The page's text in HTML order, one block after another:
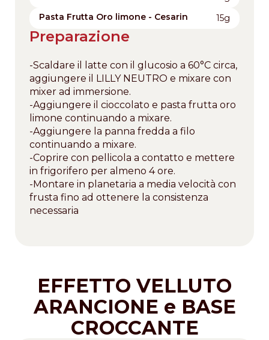
Pasta Frutta Oro limone - Cesarin
15g
Preparazione
-Scaldare il latte con il glucosio a 60°C circa,
aggiungere il LILLY NEUTRO e mixare con
mixer ad immersione.
-Aggiungere il cioccolato e pasta frutta oro
limone continuando a mixare.
-Aggiungere la panna fredda a filo
continuando a mixare.
-Coprire con pellicola a contatto e mettere
in frigorifero per almeno 4 ore.
-Montare in planetaria a media velocità con
frusta fino ad ottenere la consistenza
necessaria
EFFETTO VELLUTO
ARANCIONE e BASE
CROCCANTE